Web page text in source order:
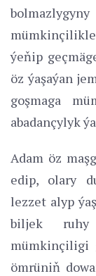
ýeňip
öz ýaşaýan
goşmaga
abadançylyk
Adam öz
edip, olary
lezzet alyp
biljek ruhy
mümkinçiligi
ömrüniň